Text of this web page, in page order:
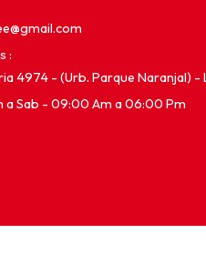
4974 - (Urb. Parque Naranjal) -
a Sab - 09:00 Am a 06:00 Pm